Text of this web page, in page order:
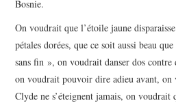
Bosnie.
On voudrait que l’étoile jaune
pétales dorées, que ce soit aussi beau
sans fin », on voudrait danser dos contre
on voudrait pouvoir dire adieu avant, on
Clyde ne s’éteignent jamais, on voudrait